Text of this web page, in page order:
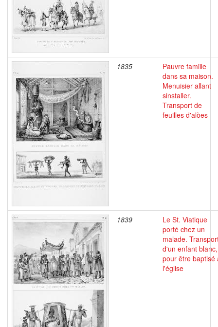
1835
Pauvre famille
dans sa maison.
Menuisier allant
sinstaller.
Transport de
feuilles d'alòes
1839
Le St. Viatique
porté chez un
malade.
d'un enfant blanc,
pour être baptisé
l'église